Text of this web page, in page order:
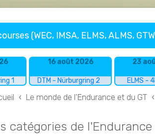
(WEC, IMSA, ELMS, ALMS,
1
16 août 2026
DTM - Nürburgring 2
23
ELMS -
Le monde de l'Endurance et du GT
catégories de l'Endurance